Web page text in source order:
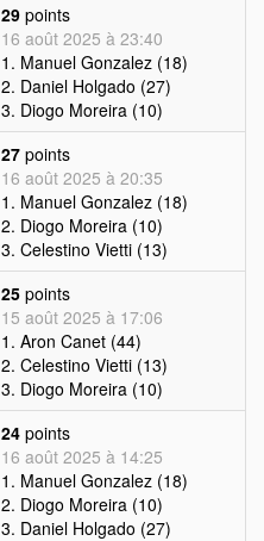
29 points
16 août 2025 à 23:40
1. Manuel Gonzalez (18)
2. Daniel Holgado (27)
3. Diogo Moreira (10)
27 points
16 août 2025 à 20:35
1. Manuel Gonzalez (18)
2. Diogo Moreira (10)
3. Celestino Vietti (13)
25 points
15 août 2025 à 17:06
1. Aron Canet (44)
2. Celestino Vietti (13)
3. Diogo Moreira (10)
24 points
16 août 2025 à 14:25
1. Manuel Gonzalez (18)
2. Diogo Moreira (10)
3. Daniel Holgado (27)